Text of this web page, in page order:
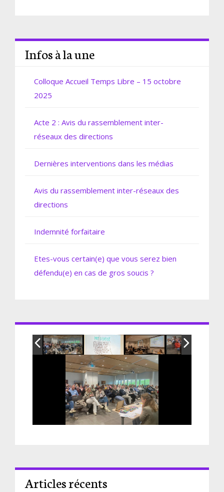
Infos à la une
Colloque Accueil Temps Libre – 15 octobre
2025
Acte 2 : Avis du rassemblement inter-
réseaux des directions
Dernières interventions dans les médias
Avis du rassemblement inter-réseaux des
directions
Indemnité forfaitaire
Etes-vous certain(e) que vous serez bien
défendu(e) en cas de gros soucis ?
Articles récents